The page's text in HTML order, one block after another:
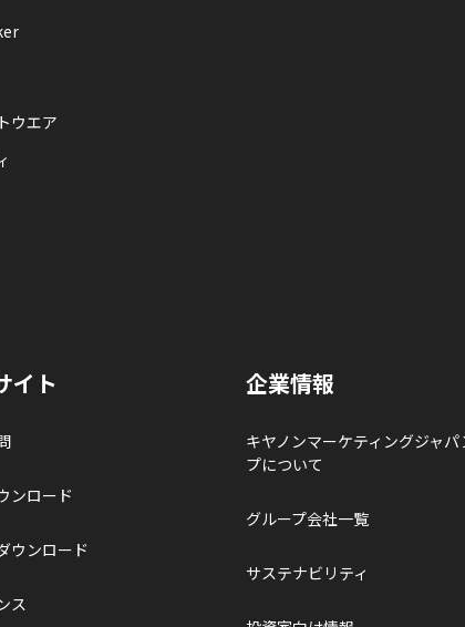
ウエア
イト
ンロード
ウンロード
ス
企業情報
キヤノンマーケティングジャ
プについて
グループ会社一覧
サステナビリティ